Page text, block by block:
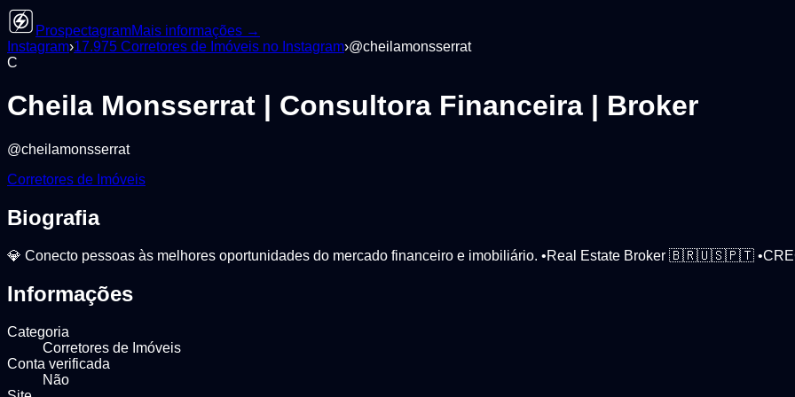
ProspectagramMais informações →
Instagram›17.975 Corretores de Imóveis no Instagram›@cheilamonsserrat
C
Cheila Monsserrat | Consultora Financeira | Broker
@cheilamonsserrat
Corretores de Imóveis
Biografia
💎 Conecto pessoas às melhores oportunidades do mercado financeiro e imobiliário. •Real Estate Broker 🇧🇷🇺🇸🇵🇹
Informações
Categoria
Corretores de Imóveis
Conta verificada
Não